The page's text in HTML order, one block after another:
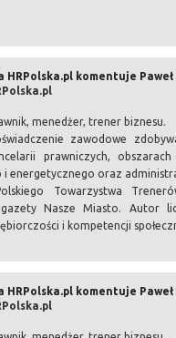
HRPolska.pl komentuje
menedżer, trener biznesu.
zawodowe
prawniczych,
energetycznego oraz
Towarzystwa
Nasze Miasto. Autor
i kompetencji
HRPolska.pl komentuje